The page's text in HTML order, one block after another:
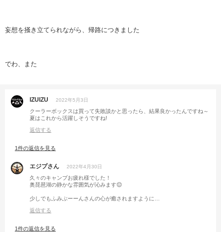
妄想を掻き立てられながら、帰路につきました
でわ、また
IZUIZU 2022年5月3日
クーラーボックスは買って失敗談かと思ったら、結果良かったんですね～
夏はこれから活躍しそうですね!
返信する
1件の返信を見る
エジプさん 2022年4月30日
久々のキャンプお疲れ様でした！
奥琵琶湖の静かな雰囲気が沁みます😌
少しでもふみぶーーんさんの心が癒されますように…
返信する
1件の返信を見る